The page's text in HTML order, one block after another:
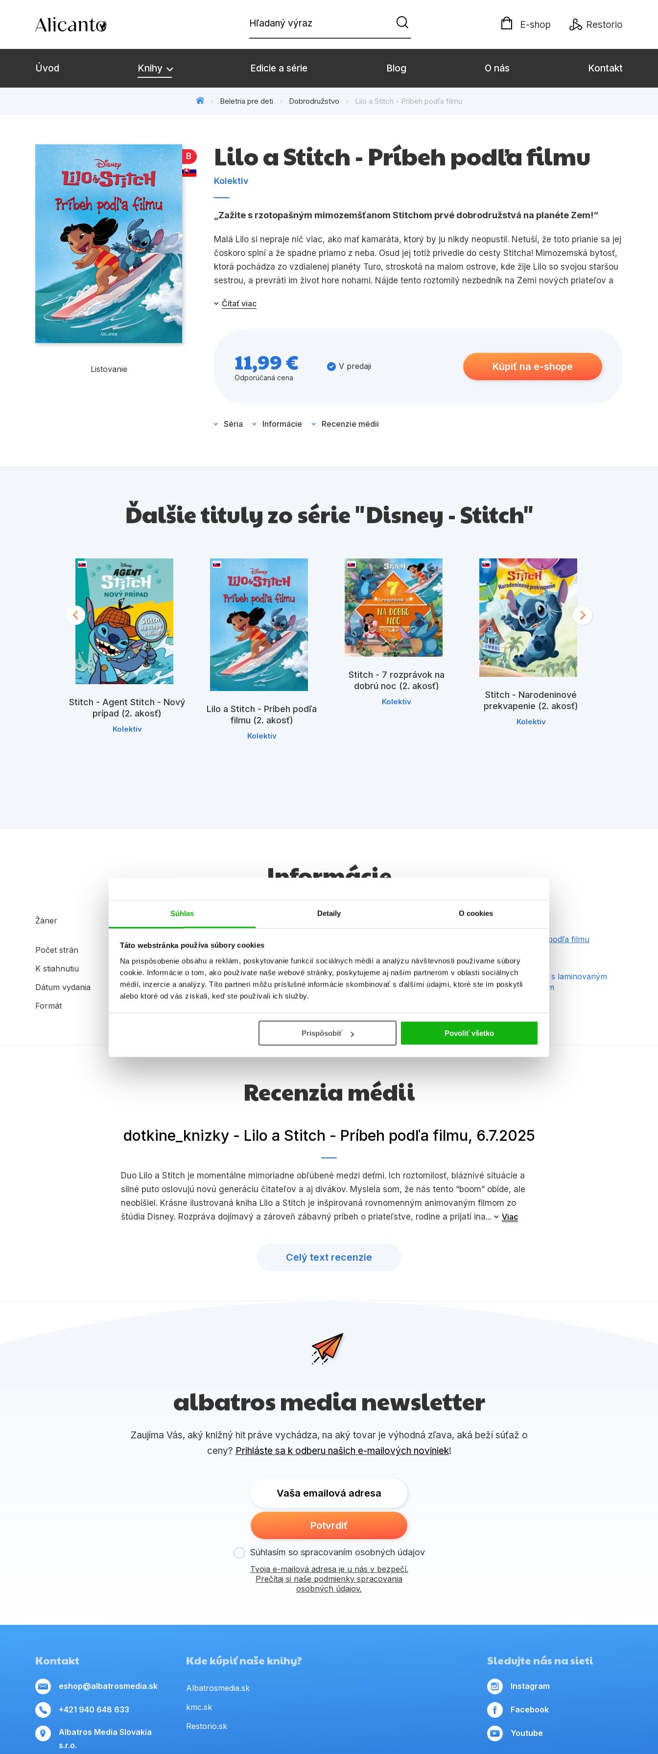
Súhlas Detaily O cookies
Táto webstránka používa súbory cookies
Na prispôsobenie obsahu a reklám, poskytovanie funkcií sociálnych médií a analýzu návštevnosti používame súbory
cookie. Informácie o tom, ako používate naše webové stránky, poskytujeme aj našim partnerom v oblasti sociálnych
médií, inzercie a analýzy. Títo partneri môžu príslušné informácie skombinovať s ďalšími údajmi, ktoré ste im poskytli
alebo ktoré od vás získali, keď ste používali ich služby.
Prispôsobiť Povoliť všetko
Hľadaný výraz E-shop Restorio
Úvod Knihy
Beletria pre deti Beletria pre dospelých
Komiks Počítače Poézia
Všetky kategórie
Edicie a série Blog O nás Kontakt
Beletria pre deti Dobrodružstvo Lilo a Stitch - Príbeh podľa filmu
B
Listovanie
Lilo a Stitch - Príbeh podľa filmu
Kolektiv
Zažite s rzotopašným mimozemšťanom Stitchom prvé dobrodružstvá na planéte Zem!
Malá Lilo si nepraje nič viac, ako mať kamaráta, ktorý by ju nikdy neopustil. Netuší, že toto prianie sa jej
čoskoro splní a že spadne priamo z neba. Osud jej totiž privedie do cesty Stitcha! Mimozemská bytosť,
ktorá pochádza zo vzdialenej planéty Turo, stroskotá na malom ostrove, kde žije Lilo so svojou staršou
sestrou, a prevráti im život hore nohami. Nájde tento roztomilý nezbedník na Zemi nových priateľov a
Čítať viac
11,99 €
Odporúčaná cena
V predaji Kúpiť na e-shope
Séria Informácie Recenzie médii
Ďalšie tituly zo série "Disney - Stitch"
Stitch - Agent Stitch - Nový
prípad (2. akosť)
Kolektiv
Lilo a Stitch - Príbeh podľa
filmu (2. akosť)
Kolektiv
Stitch - 7 rozprávok na
dobrú noc (2. akosť)
Kolektiv
Stitch - Narodeninové
prekvapenie (2. akosť)
Kolektiv
Informácie
Žáner
ilustrované knihy
Počet strán
72
K stiahnutiu
Ukážka.pdf
Dátum vydania
6.6.2025
Formát
0,545 kg
Rady
Disney - Stitch
Prekladateľ
Mária Grigľová
EAN
Príbeh podľa filmu
Typ
kniha
Väzba
viazaná s laminovaným
poťahom
Recenzia médii
dotkine_knizky - Lilo a Stitch - Príbeh podľa filmu, 6.7.2025
Duo Lilo a Stitch je momentálne mimoriadne obľúbené medzi deťmi. Ich roztomilosť, bláznivé situácie a
silné puto oslovujú novú generáciu čitateľov a aj divákov. Myslela som, že nás tento “boom” obíde, ale
neobišiel. Krásne ilustrovaná kniha Lilo a Stitch je inšpirovaná rovnomenným animovaným filmom zo
štúdia Disney. Rozpráva dojímavý a zároveň zábavný príbeh o priateľstve, rodine a prijatí ina...
Viac
Celý text recenzie
albatros media newsletter
Zaujíma Vás, aký knižný hit práve vychádza, na aký tovar je výhodná zľava, aká beží súťaž o
ceny? Prihláste sa k odberu našich e-mailových noviniek!
Vaša emailová adresa
Potvrdiť
Súhlasím so spracovaním osobných údajov
Tvoja e-mailová adresa je u nás v bezpečí.
Prečítaj si naše podmienky spracovania
osobných údajov.
Kontakt
eshop@albatrosmedia.sk
+421 940 648 633
Albatros Media Slovakia
s.r.o.
Kde kúpiť naše knihy?
Albatrosmedia.sk
kmc.sk
Restorio.sk
Sledujte nás na sieti
Instagram
Facebook
Youtube